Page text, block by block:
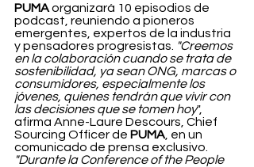
PUMA organizará 10 episodios de
podcast, reuniendo a pioneros
emergentes, expertos de la industria
y pensadores progresistas.
"Creemos
en la colaboración cuando se trata de
sostenibilidad, ya sean ONG, marcas o
consumidores, especialmente los
jóvenes, quienes tendrán que vivir con
las decisiones que se tomen hoy",
afirma Anne-Laure Descours, Chief
Sourcing Officer de PUMA , en un
comunicado de prensa exclusivo.
"Durante la Conference of the People